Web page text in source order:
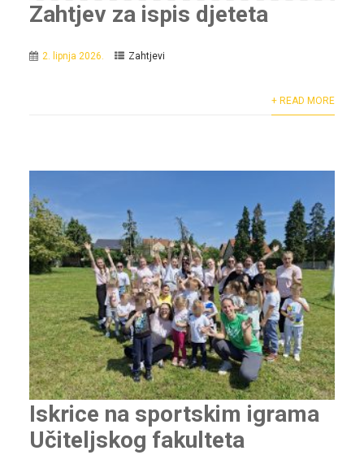
Zahtjev za ispis djeteta
2. lipnja 2026. Zahtjevi
+ READ MORE
Iskrice na sportskim igrama
Učiteljskog fakulteta